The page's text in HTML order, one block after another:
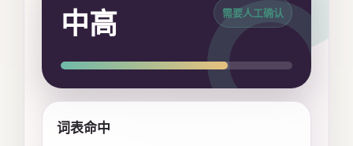
中高 需要人工确认
词表命中